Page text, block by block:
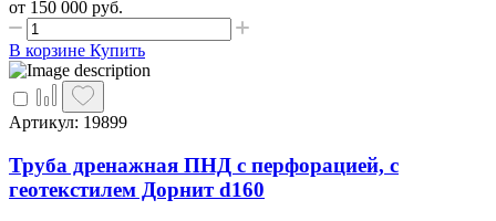
от 150 000 руб.
В корзине Купить
Артикул: 19899
Труба дренажная ПНД с перфорацией, с
геотекстилем Дорнит d160